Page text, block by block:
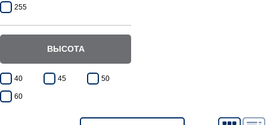
255
ВЫСОТА
40 45 50
60